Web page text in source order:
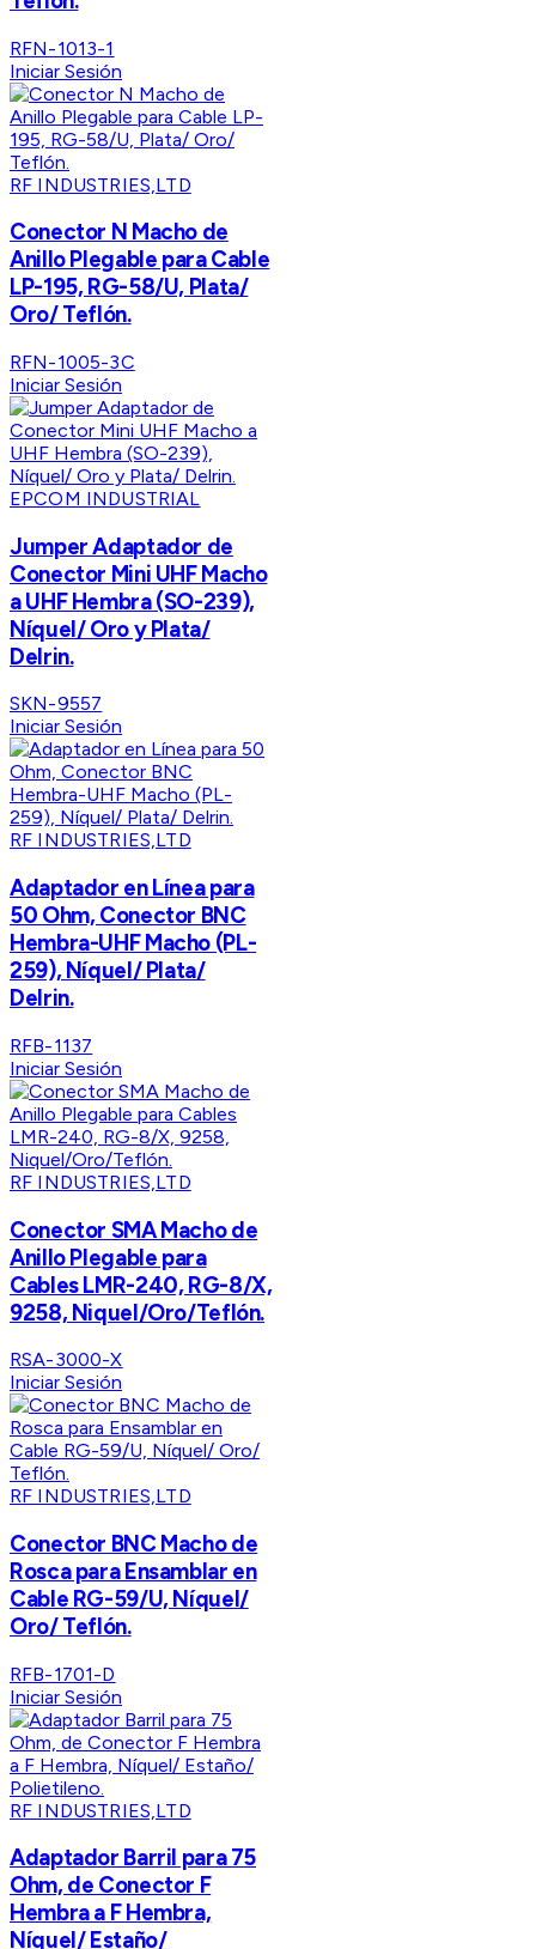
RFN-1013-1
Iniciar Sesión
RF INDUSTRIES,LTD
Conector N Macho de
Anillo Plegable para Cable
LP-195, RG-58/U, Plata/
Oro/ Teflón.
RFN-1005-3C
Iniciar Sesión
EPCOM INDUSTRIAL
Jumper Adaptador de
Conector Mini UHF Macho
a UHF Hembra (SO-239),
Níquel/ Oro y Plata/
Delrin.
SKN-9557
Iniciar Sesión
RF INDUSTRIES,LTD
Adaptador en Línea para
50 Ohm, Conector BNC
Hembra-UHF Macho (PL-
259), Níquel/ Plata/
Delrin.
RFB-1137
Iniciar Sesión
RF INDUSTRIES,LTD
Conector SMA Macho de
Anillo Plegable para
Cables LMR-240, RG-8/X,
9258, Niquel/Oro/Teflón.
RSA-3000-X
Iniciar Sesión
RF INDUSTRIES,LTD
Conector BNC Macho de
Rosca para Ensamblar en
Cable RG-59/U, Níquel/
Oro/ Teflón.
RFB-1701-D
Iniciar Sesión
RF INDUSTRIES,LTD
Adaptador Barril para 75
Ohm, de Conector F
Hembra a F Hembra,
Níquel/ Estaño/